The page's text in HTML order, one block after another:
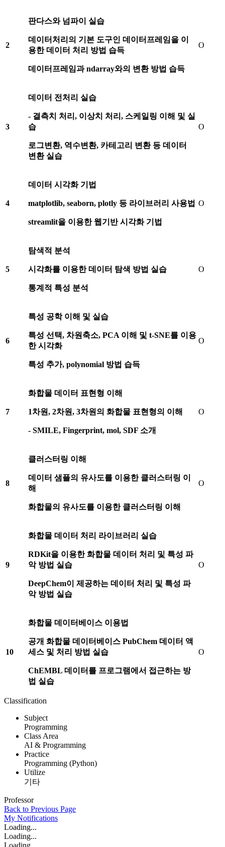
2
판다스와 넘파이 실습
데이터처리의 기본 도구인 데이터프레임을 이
용한 데이터 처리 방법 습득
데이터프레임과ndarray와의 변환 방법 습득
O
3
데이터 전처리 실습
- 결측치 처리 , 이상치 처리 , 스케일링 이해 및 실
습
로그변환, 역수변환, 카테고리 변환 등 데이터
변환 실습
O
4
데이터 시각화 기법
matplotlib, seaborn, plotly 등 라이브러리 사용법
streamlit을 이용한 웹기반 시각화 기법
O
5
탐색적 분석
시각화를 이용한 데이터 탐색 방법 실습
통계적 특성 분석
O
6
특성 공학 이해 및 실습
특성 선택, 차원축소, PCA 이해 및 t-SNE를 이용
한 시각화
특성 추가, polynomial 방법 습득
O
7
화합물 데이터 표현형 이해
1차원, 2차원, 3차원의 화합물 표현형의 이해
- SMILE, Fingerprint, mol, SDF 소개
O
8
클러스터링 이해
데이터 샘플의 유사도를 이용한 클러스터링 이
해
화합물의 유사도를 이용한 클러스터링 이해
O
9
화합물 데이터 처리 라이브러리 실습
RDKit을 이용한 화합물 데이터 처리 및 특성 파
악 방법 실습
DeepChem이 제공하는 데이터 처리 및 특성 파
악 방법 실습
O
10
화합물 데이터베이스 이용법
공개 화합물 데이터베이스 PubChem 데이터 액
세스 및 처리 방법 실습
ChEMBL 데이터를 프로그램에서 접근하는 방
법 실습
O
Classification
Subject
Programming
Class Area
AI & Programming
Practice
Programming (Python)
Utilize
기타
Professor
Back to Previous Page
My Notifications
Loading...
Loading...
Loading...